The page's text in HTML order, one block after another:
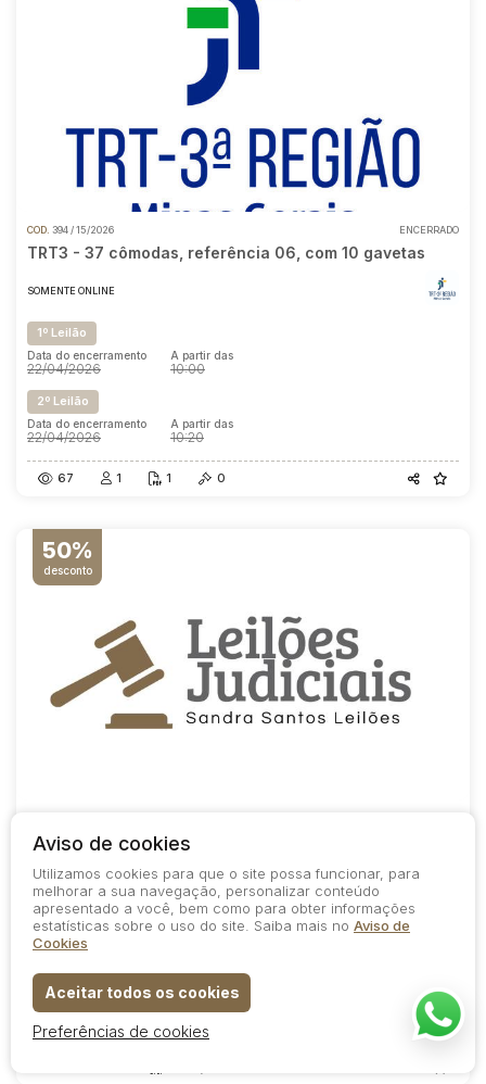
COD. 394 / 15/2026 ENCERRADO
TRT3 - 37 cômodas, referência 06, com 10 gavetas
SOMENTE ONLINE
1º Leilão
Data do encerramento
22/04/2026
A partir das
10:00
2º Leilão
Data do encerramento
22/04/2026
A partir das
10:20
67 1 1 0
50%
desconto
TJMG - FIAT/PALIO EX, ANO 2002/2003
SOMENTE ONLINE
1º Leilão
Data do encerramento
2º Leilão
Data do encerramento
16/04/2026
A partir das
10:20
Aviso de cookies
Utilizamos cookies para que o site possa funcionar, para
melhorar a sua navegação, personalizar conteúdo
apresentado a você, bem como para obter informações
estatísticas sobre o uso do site. Saiba mais no Aviso de
Cookies
Aceitar todos os cookies
Preferências de cookies